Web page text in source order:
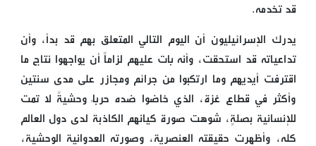
قد تخدمه.
يدرك الإسرائيليون أن اليوم التالي المتعلق بهم قد بدأ، وأن
تداعياته قد استحقت، وأنه بات عليهم لزاماً أن يواجهوا نتاج ما
اقترفت أيديهم وما ارتكبوا من جرائم ومجازر على مدى سنتين
وأكثر في قطاع غزة، الذي خاضوا ضده حرباً وحشيةً لا تمت
للإنسانية بصلةٍ، شوهت صورة كيانهم الكاذبة لدى دول العالم
كله، وأظهرت حقيقته العنصرية، وصورته العدوانية الوحشية،